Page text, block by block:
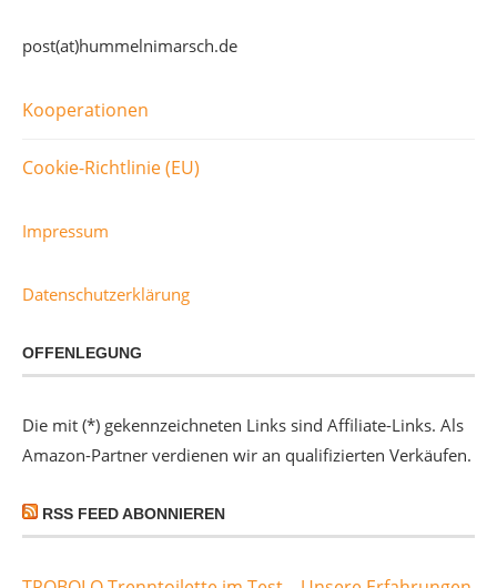
post(at)hummelnimarsch.de
Kooperationen
Cookie-Richtlinie (EU)
Impressum
Datenschutzerklärung
OFFENLEGUNG
Die mit (*) gekennzeichneten Links sind Affiliate-Links. Als
Amazon-Partner verdienen wir an qualifizierten Verkäufen.
RSS FEED ABONNIEREN